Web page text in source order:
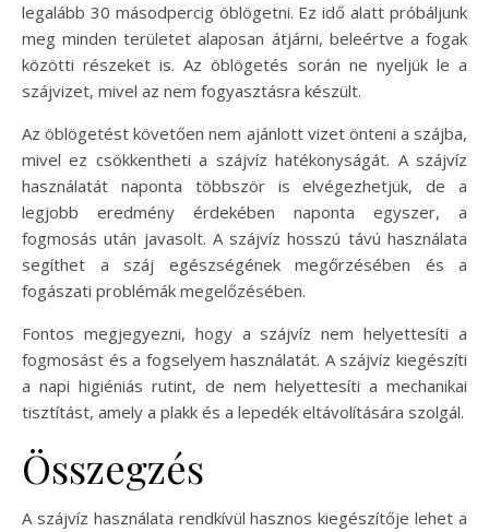
legalább 30 másodpercig öblögetni. Ez idő alatt próbáljunk
meg minden területet alaposan átjárni, beleértve a fogak
közötti részeket is. Az öblögetés során ne nyeljük le a
szájvizet, mivel az nem fogyasztásra készült.
Az öblögetést követően nem ajánlott vizet önteni a szájba,
mivel ez csökkentheti a szájvíz hatékonyságát. A szájvíz
használatát naponta többször is elvégezhetjük, de a
legjobb eredmény érdekében naponta egyszer, a
fogmosás után javasolt. A szájvíz hosszú távú használata
segíthet a száj egészségének megőrzésében és a
fogászati problémák megelőzésében.
Fontos megjegyezni, hogy a szájvíz nem helyettesíti a
fogmosást és a fogselyem használatát. A szájvíz kiegészíti
a napi higiéniás rutint, de nem helyettesíti a mechanikai
tisztítást, amely a plakk és a lepedék eltávolítására szolgál.
Összegzés
A szájvíz használata rendkívül hasznos kiegészítője lehet a